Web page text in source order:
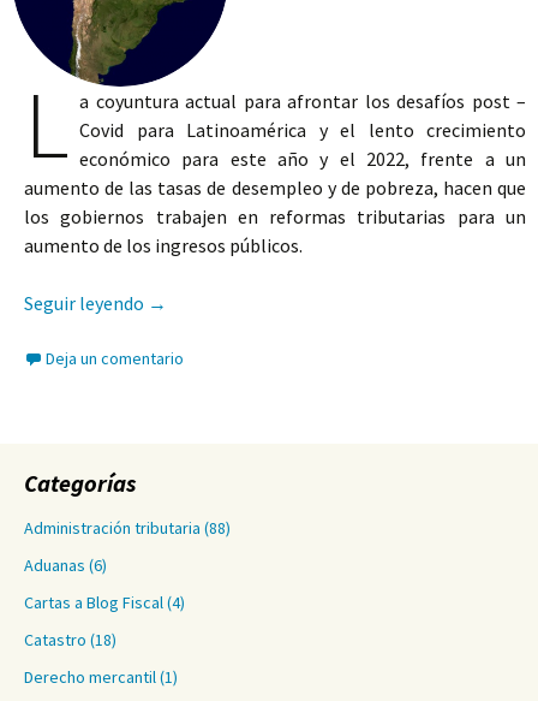
L a coyuntura actual para afrontar los desafíos post –
Covid para Latinoamérica y el lento crecimiento
económico para este año y el 2022, frente a un
aumento de las tasas de desempleo y de pobreza, hacen que
los gobiernos trabajen en reformas tributarias para un
aumento de los ingresos públicos.
Seguir leyendo El efecto ilusorio de las reformas tributarias
→
Deja un comentario
Categorías
Administración tributaria (88)
Aduanas (6)
Cartas a Blog Fiscal(4)
Catastro (18)
Derecho mercantil(1)